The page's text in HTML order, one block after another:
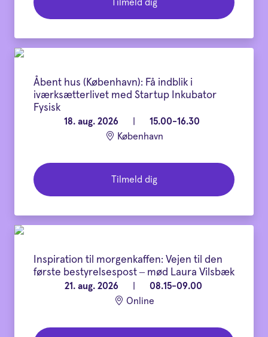
Tilmeld dig
Åbent hus (København): Få indblik i
iværksætterlivet med Startup Inkubator
Fysisk
18. aug. 2026
15.00-16.30
København
Tilmeld dig
Inspiration til morgenkaffen: Vejen til den
første bestyrelsespost – mød Laura Vilsbæk
21. aug. 2026
08.15-09.00
Online